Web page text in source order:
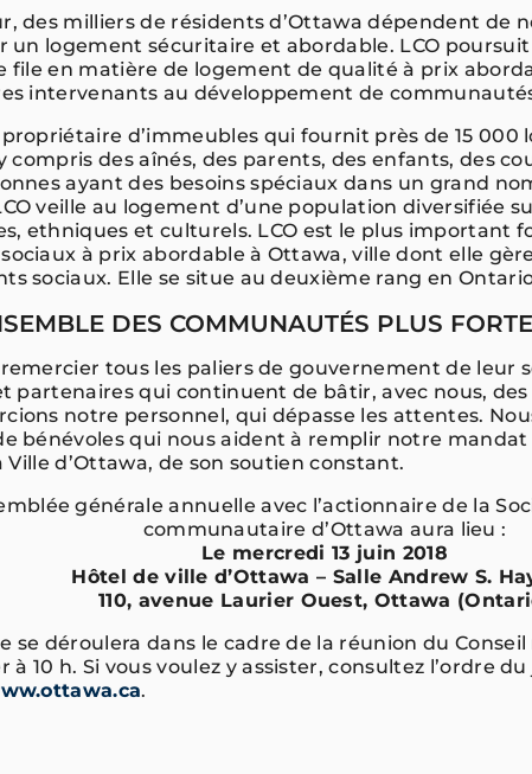
des milliers de résidents d’Ottawa dépendent de
un logement sécuritaire et abordable. LCO
file en matière de logement de qualité à prix
intervenants au développement de
propriétaire d’immeubles qui fournit près de 15 000
compris des aînés, des parents, des enfants, des
ayant des besoins spéciaux dans un grand
veille au logement d’une population diversifiée
ethniques et culturels. LCO est le plus important
à prix abordable à Ottawa, ville dont elle
sociaux. Elle se situe au deuxième rang en
DES COMMUNAUTÉS PLUS FORTE
remercier tous les paliers de gouvernement de leur
partenaires qui continuent de bâtir, avec nous,
notre personnel, qui dépasse les attentes.
bénévoles qui nous aident à remplir notre
Ville d’Ottawa, de son soutien constant.
générale annuelle avec l’actionnaire de la
communautaire d’Ottawa aura lieu :
Le mercredi 13 juin 2018
Hôtel de ville d’Ottawa – Salle Andrew S.
110, avenue Laurier Ouest, Ottawa
se déroulera dans le cadre de la réunion du
à 10 h. Si vous voulez y assister, consultez l’ordre
.